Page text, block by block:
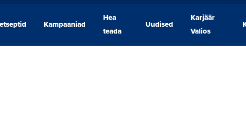
Kampaaniad
Hea
teada
Uudised
Karjäär
Valios
Kampaaniad
teada
Uudised
Karjäär
Valios